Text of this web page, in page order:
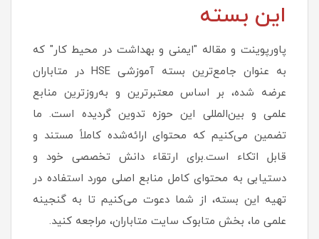
این بسته
پاورپوینت و مقاله "ایمنی و بهداشت در محیط کار" که
به عنوان جامع‌ترین بسته آموزشی HSE در متاباران
عرضه شده، بر اساس معتبرترین و به‌روزترین منابع
علمی و بین‌المللی این حوزه تدوین گردیده است. ما
تضمین می‌کنیم که محتوای ارائه‌شده کاملاً مستند و
قابل اتکاء است.برای ارتقاء دانش تخصصی خود و
دستیابی به محتوای کامل منابع اصلی مورد استفاده در
تهیه این بسته، از شما دعوت می‌کنیم تا به گنجینه
علمی ما، بخش متابوک سایت متاباران، مراجعه کنید.